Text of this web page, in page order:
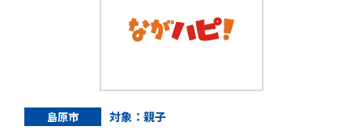
島原市 対象：親子